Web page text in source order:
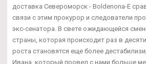
доставка Североморск - Boldenona-E
связи с этим прокурор и следователи
экс-сенатора. В свете ожидающейся
страны, которая происходит раз в
роста становятся еще более
Ивана, который провел с нами больше